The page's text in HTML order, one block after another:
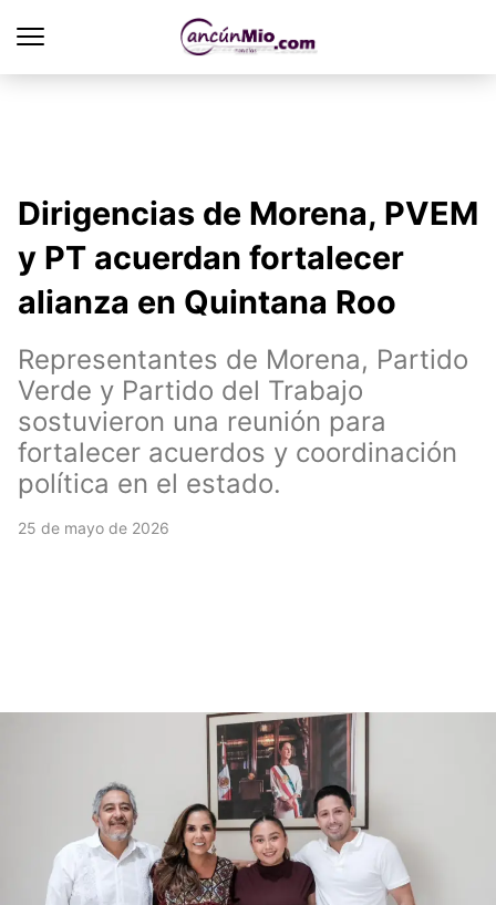
Dirigencias de Morena, PVEM
y PT acuerdan fortalecer
alianza en Quintana Roo
Representantes de Morena, Partido
Verde y Partido del Trabajo
sostuvieron una reunión para
fortalecer acuerdos y coordinación
política en el estado.
25 de mayo de 2026